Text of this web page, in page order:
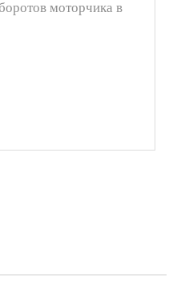
моторчика в